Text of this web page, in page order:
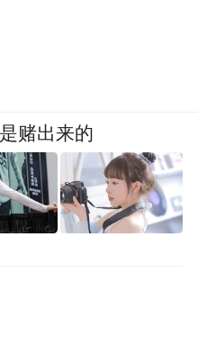
赌出来的